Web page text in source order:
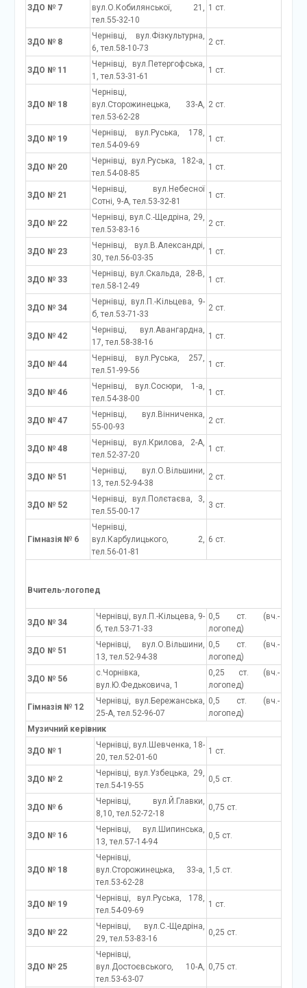
ЗДО № 7
вул.О.Кобилянської, 21,
тел.55-32-10
1 ст.
ЗДО № 8
Чернівці, вул.Фізкультурна,
6, тел.58-10-73
2 ст.
ЗДО № 11
Чернівці, вул.Петергофська,
1, тел.53-31-61
1 ст.
ЗДО № 18
Чернівці,
вул.Сторожинецька, 33-А,
тел.53-62-28
2 ст.
ЗДО № 19
Чернівці, вул.Руська, 178,
тел.54-09-69
1 ст.
ЗДО № 20
Чернівці, вул.Руська, 182-а,
тел.54-08-85
1 ст.
ЗДО № 21
Чернівці, вул.Небесної
Сотні, 9-А, тел.53-32-81
1 ст.
ЗДО № 22
Чернівці, вул.С.-Щедріна, 29,
тел.53-83-16
2 ст.
ЗДО № 23
Чернівці, вул.В.Александрі,
30, тел.56-03-35
1 ст.
ЗДО № 33
Чернівці, вул.Скальда, 28-В,
тел.58-12-49
1 ст.
ЗДО № 34
Чернівці, вул.П.-Кільцева, 9-
б, тел.53-71-33
2 ст.
ЗДО № 42
Чернівці, вул.Авангардна,
17, тел.58-38-16
1 ст.
ЗДО № 44
Чернівці, вул.Руська, 257,
тел.51-99-56
1 ст.
ЗДО № 46
Чернівці, вул.Сосюри, 1-а,
тел.54-38-00
1 ст.
ЗДО № 47
Чернівці, вул.Вінниченка,
55-00-93
2 ст.
ЗДО № 48
Чернівці, вул.Крилова, 2-А,
тел.52-37-20
1 ст.
ЗДО № 51
Чернівці, вул.О.Вільшини,
13, тел.52-94-38
2 ст.
ЗДО № 52
Чернівці, вул.Полєтаєва, 3,
тел.55-00-17
3 ст.
Гімназія № 6
Чернівці,
вул.Карбулицького, 2,
тел.56-01-81
6 ст.
Вчитель-логопед
ЗДО № 34
Чернівці, вул.П.-Кільцева, 9-
б, тел.53-71-33
0,5 ст. (вч.-
логопед)
ЗДО № 51
Чернівці, вул.О.Вільшини,
13, тел.52-94-38
0,5 ст. (вч.-
логопед)
ЗДО № 56
с.Чорнівка,
вул.Ю.Федьковича, 1
0,25 ст. (вч.-
логопед)
Гімназія № 12
Чернівці, вул.Бережанська,
25-А, тел.52-96-07
0,5 ст. (вч.-
логопед)
Музичний керівник
ЗДО № 1
Чернівці, вул.Шевченка, 18-
20, тел.52-01-60
1 ст.
ЗДО № 2
Чернівці, вул.Узбецька, 29,
тел.54-19-55
0,5 ст.
ЗДО № 6
Чернівці, вул.Й.Главки,
8,10, тел.52-72-18
0,75 ст.
ЗДО № 16
Чернівці, вул.Шипинська,
13, тел.57-14-94
0,5 ст.
ЗДО № 18
Чернівці,
вул.Сторожинецька, 33-а,
тел.53-62-28
1,5 ст.
ЗДО № 19
Чернівці, вул.Руська, 178,
тел.54-09-69
1 ст.
ЗДО № 22
Чернівці, вул.С.-Щедріна,
29, тел.53-83-16
0,25 ст.
ЗДО № 25
Чернівці,
вул.Достоєвського, 10-А,
тел.53-63-07
0,75 ст.